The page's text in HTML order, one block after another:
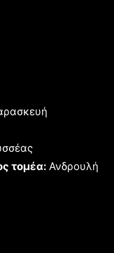
τομέα: Ανδρουλή